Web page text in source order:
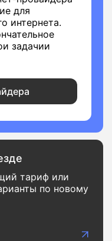
для
интернета.
задачии
тариф или
по новому